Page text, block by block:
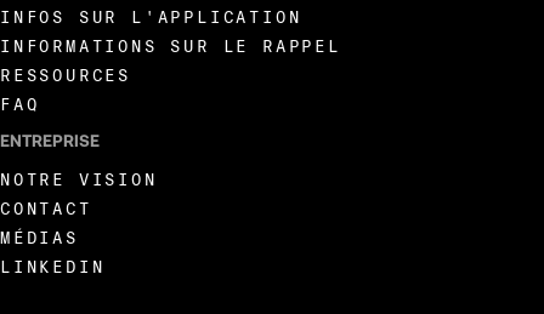
INFOS SUR L'APPLICATION
INFORMATIONS SUR LE RAPPEL
RESSOURCES
FAQ
ENTREPRISE
NOTRE VISION
CONTACT
MÉDIAS
LINKEDIN